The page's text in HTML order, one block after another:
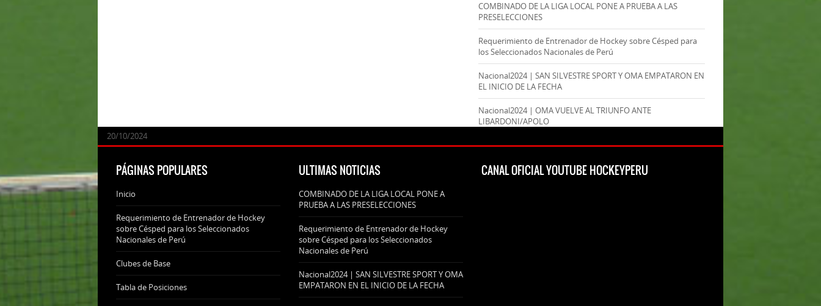
COMBINADO DE LA LIGA LOCAL PONE A PRUEBA A LAS
PRESELECCIONES
24/09/2025
Requerimiento de Entrenador de Hockey sobre Césped para
los Seleccionados Nacionales de Perú
07/11/2024
Nacional2024 | SAN SILVESTRE SPORT Y OMA EMPATARON EN
EL INICIO DE LA FECHA
20/10/2024
Nacional2024 | OMA VUELVE AL TRIUNFO ANTE
LIBARDONI/APOLO
20/10/2024
PÁGINAS POPULARES
Inicio
Requerimiento de Entrenador de Hockey
sobre Césped para los Seleccionados
Nacionales de Perú
Clubes de Base
Tabla de Posiciones
ULTIMAS NOTICIAS
COMBINADO DE LA LIGA LOCAL PONE A
PRUEBA A LAS PRESELECCIONES
Requerimiento de Entrenador de Hockey
sobre Césped para los Seleccionados
Nacionales de Perú
Nacional2024 | SAN SILVESTRE SPORT Y OMA
EMPATARON EN EL INICIO DE LA FECHA
CANAL OFICIAL YOUTUBE HOCKEYPERU